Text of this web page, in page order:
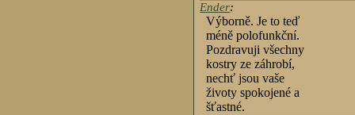
Ender:
Výborně. Je to teď
méně polofunkční.
Pozdravuji všechny
kostry ze záhrobí,
nechť jsou vaše
životy spokojené a
šťastné.